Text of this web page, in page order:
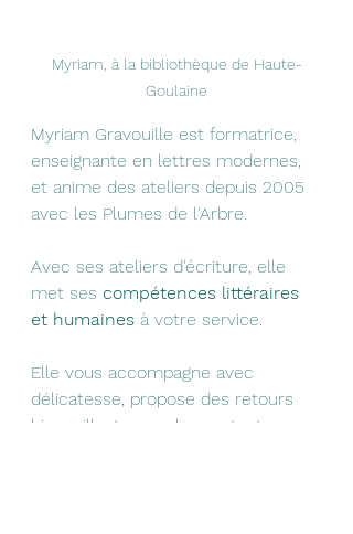
Myriam, à la bibliothèque de Haute-
Goulaine
Myriam Gravouille est formatrice,
enseignante en lettres modernes,
et anime des ateliers depuis 2005
avec les Plumes de l'Arbre
Avec ses ateliers d'écriture, elle
met ses compétences littéraires
et humaines à votre service.
Elle vous accompagne avec
délicatesse, propose des retours
bienveillants sur chaque texte,